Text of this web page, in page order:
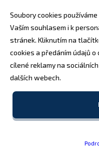
Soubory cookies
Vaším souhlasem i k
stránek. Kliknutím na
cookies a předáním údajů
cílené reklamy na
dalších webech.